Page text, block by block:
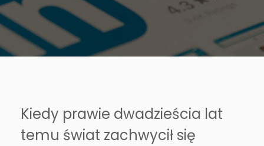
Kiedy prawie dwadzieścia lat
temu świat zachwycił się